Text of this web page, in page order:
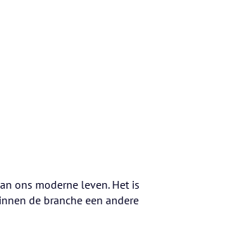
ons moderne leven. Het is
de branche een andere